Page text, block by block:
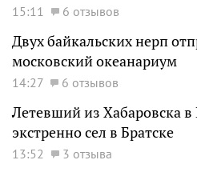
15:11 6 отзывов
Двух байкальских нерп
московский океанариум
14:27 6 отзывов
Летевший из Хабаровска
экстренно сел в Братске
13:52
3 отзыва